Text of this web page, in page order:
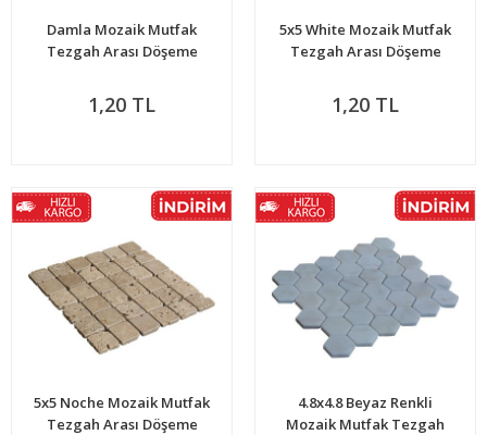
Damla Mozaik Mutfak
Tezgah Arası Döşeme
1,20 TL
5x5 White Mozaik Mutfak
Tezgah Arası Döşeme
1,20 TL
5x5 Noche Mozaik Mutfak
Tezgah Arası Döşeme
4.8x4.8 Beyaz Renkli
Mozaik Mutfak Tezgah